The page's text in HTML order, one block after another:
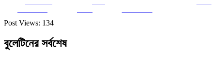
Post Views: 134
বুলেটিনের সর্বশেষ